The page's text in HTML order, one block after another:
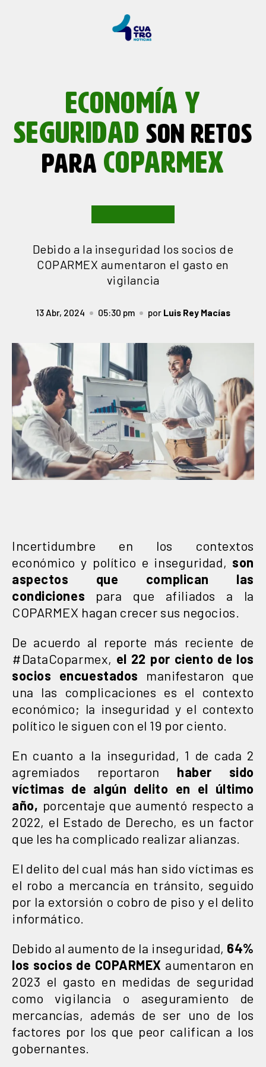
ECONOMÍA Y
SEGURIDAD SON RETOS
PARA COPARMEX
Debido a la inseguridad los socios de
COPARMEX aumentaron el gasto en
vigilancia
13 Abr, 2024 05:30 pm por Luis Rey Macías
Incertidumbre en los contextos
económico y político e inseguridad, son
aspectos que complican las
condiciones para que afiliados a la
COPARMEX hagan crecer sus negocios.
De acuerdo al reporte más reciente de
#DataCoparmex, el 22 por ciento de los
socios encuestados manifestaron que
una las complicaciones es el contexto
económico; la inseguridad y el contexto
político le siguen con el 19 por ciento.
En cuanto a la inseguridad, 1 de cada 2
agremiados reportaron haber sido
víctimas de algún delito en el último
año, porcentaje que aumentó respecto a
2022, el Estado de Derecho, es un factor
que les ha complicado realizar alianzas.
El delito del cual más han sido víctimas es
el robo a mercancía en tránsito, seguido
por la extorsión o cobro de piso y el delito
informático.
Debido al aumento de la inseguridad, 64%
los socios de COPARMEX aumentaron en
2023 el gasto en medidas de seguridad
como vigilancia o aseguramiento de
mercancías, además de ser uno de los
factores por los que peor califican a los
gobernantes.